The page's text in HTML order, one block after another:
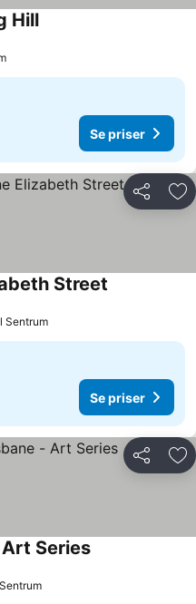
HillSe priser
Se priser
Del
Street
Sentrum
Se priser
Del
SeriesSe priser